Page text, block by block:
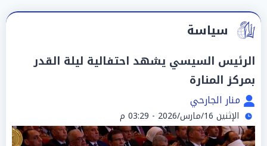
سياسة
الرئيس السيسي يشهد احتفالية ليلة القدر
بمركز المنارة
منار الجارحي
الإثنين 16/مارس/2026 - 03:29 م